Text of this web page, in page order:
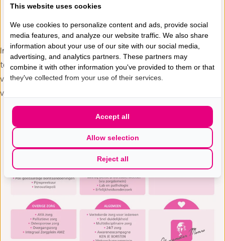
streven naar het leveren van de best mogelijke zorg.
In ons ziekenhuis krijg je niet alleen de kans om te groeien en
te excelleren in je vakgebied, maar ook om deel uit te maken
van een hecht team dat zich bevlogen inzet voor het welzijn
van onze patiënten.
This website uses cookies
We use cookies to personalize content and ads, provide social
media features, and analyze our website traffic. We also share
information about your use of our site with our social media,
advertising, and analytics partners. These partners may
combine it with other information you've provided to them or that
they've collected from your use of their services.
Reject all
Allow selection
Accept all